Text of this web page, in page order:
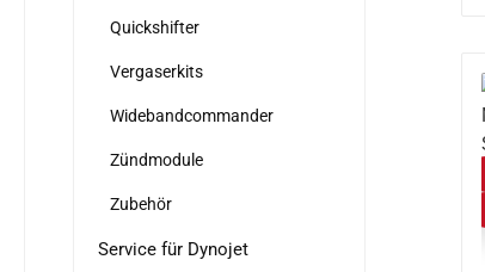
Quickshifter
Vergaserkits
Widebandcommander
Zündmodule
Zubehör
Service für Dynojet